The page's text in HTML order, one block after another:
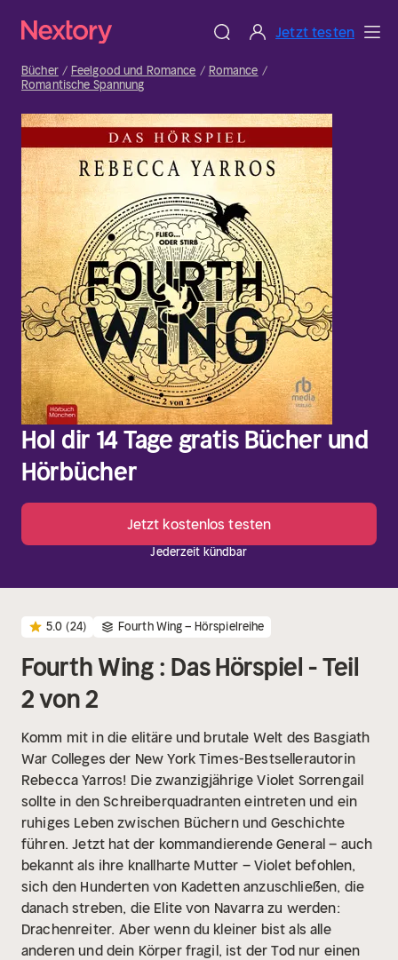
Jetzt testen
Bücher Feelgood und Romance
Romance
Romantische Spannung
Hol dir 14 Tage gratis Bücher und
Hörbücher
Jetzt kostenlos testen
Jederzeit kündbar
5.0 (24) Fourth Wing – Hörspielreihe
Fourth Wing : Das Hörspiel - Teil
2 von 2
Komm mit in die elitäre und brutale Welt des Basgiath
War Colleges der New York Times-Bestsellerautorin
Rebecca Yarros! Die zwanzigjährige Violet Sorrengail
sollte in den Schreiberquadranten eintreten und ein
ruhiges Leben zwischen Büchern und Geschichte
führen. Jetzt hat der kommandierende General – auch
bekannt als ihre knallharte Mutter – Violet befohlen,
sich den Hunderten von Kadetten anzuschließen, die
danach streben, die Elite von Navarra zu werden:
Drachenreiter. Aber wenn du kleiner bist als alle
anderen und dein Körper fragil, ist der Tod nur einen